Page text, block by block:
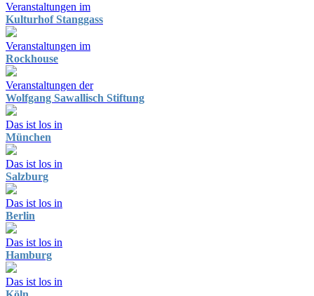
Veranstaltungen im
Kulturhof Stanggass
Veranstaltungen im
Rockhouse
Veranstaltungen der
Wolfgang Sawallisch Stiftung
Das ist los in
München
Das ist los in
Salzburg
Das ist los in
Berlin
Das ist los in
Hamburg
Das ist los in